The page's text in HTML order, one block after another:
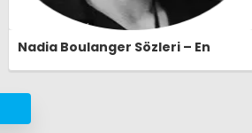
Nadia Boulanger Sözleri – En
Ozlusozler.com